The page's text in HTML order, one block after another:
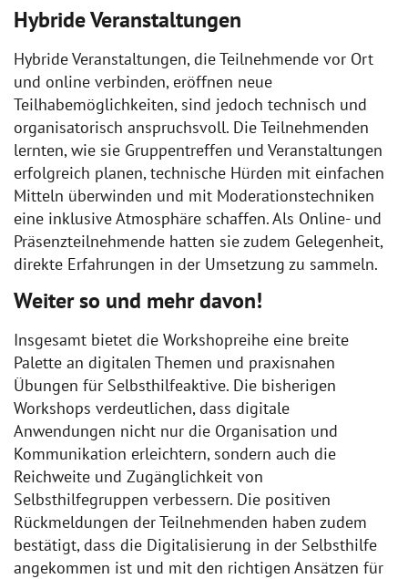
Hybride Veranstaltungen
Hybride Veranstaltungen, die Teilnehmende vor Ort
und online verbinden, eröffnen neue
Teilhabemöglichkeiten, sind jedoch technisch und
organisatorisch anspruchsvoll. Die Teilnehmenden
lernten, wie sie Gruppentreffen und Veranstaltungen
erfolgreich planen, technische Hürden mit einfachen
Mitteln überwinden und mit Moderationstechniken
eine inklusive Atmosphäre schaffen. Als Online- und
Präsenzteilnehmende hatten sie zudem Gelegenheit,
direkte Erfahrungen in der Umsetzung zu sammeln.
Weiter so und mehr davon!
Insgesamt bietet die Workshopreihe eine breite
Palette an digitalen Themen und praxisnahen
Übungen für Selbsthilfeaktive. Die bisherigen
Workshops verdeutlichen, dass digitale
Anwendungen nicht nur die Organisation und
Kommunikation erleichtern, sondern auch die
Reichweite und Zugänglichkeit von
Selbsthilfegruppen verbessern. Die positiven
Rückmeldungen der Teilnehmenden haben zudem
bestätigt, dass die Digitalisierung in der Selbsthilfe
angekommen ist und mit den richtigen Ansätzen für